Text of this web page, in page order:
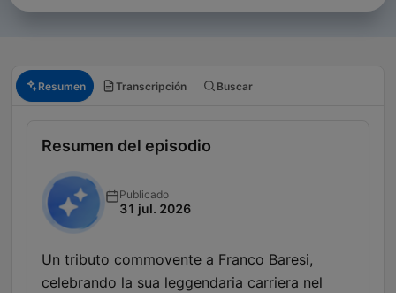
Resumen Transcripción Buscar
Resumen del episodio
Publicado
31 jul. 2026
Un tributo commovente a Franco Baresi,
celebrando la sua leggendaria carriera nel